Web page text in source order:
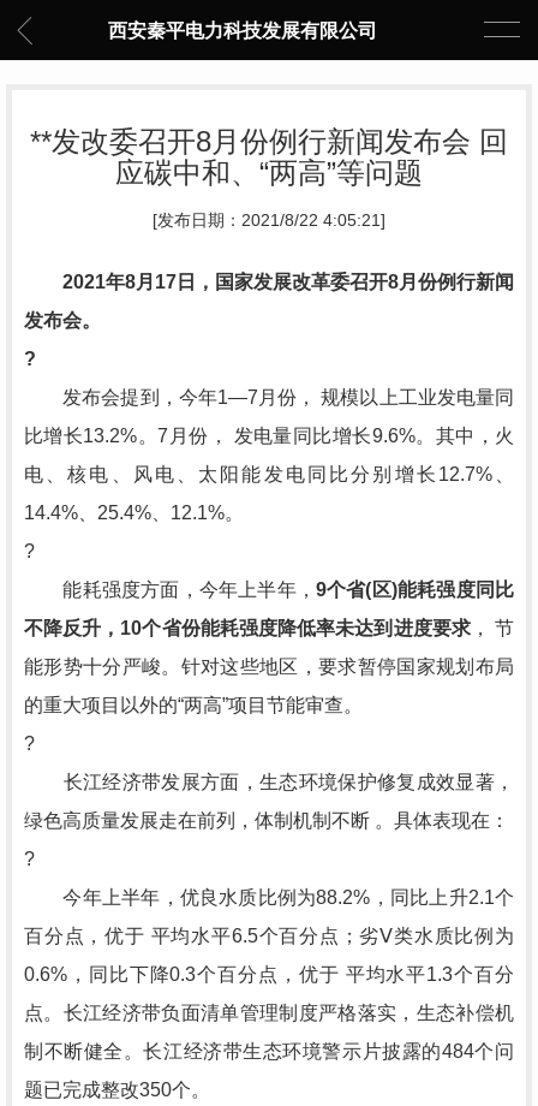
西安秦平电力科技发展有限公司
**发改委召开8月份例行新闻发布会 回
应碳中和、“两高”等问题
[发布日期：2021/8/22 4:05:21]
2021年8月17日，国家发展改革委召开8月份例行新闻
发布会。
?
发布会提到，今年1—7月份， 规模以上工业发电量同
比增长13.2%。7月份， 发电量同比增长9.6%。其中，火
电、核电、风电、太阳能发电同比分别增长12.7%、
14.4%、25.4%、12.1%。
?
能耗强度方面，今年上半年， 9个省(区)能耗强度同比
不降反升，10个省份能耗强度降低率未达到进度要求， 节
能形势十分严峻。针对这些地区，要求暂停国家规划布局
的重大项目以外的“两高”项目节能审查。
?
长江经济带发展方面，生态环境保护修复成效显著，
绿色高质量发展走在前列，体制机制不断 。具体表现在：
?
今年上半年，优良水质比例为88.2%，同比上升2.1个
百分点，优于 平均水平6.5个百分点；劣Ⅴ类水质比例为
0.6%，同比下降0.3个百分点，优于 平均水平1.3个百分
点。长江经济带负面清单管理制度严格落实，生态补偿机
制不断健全。长江经济带生态环境警示片披露的484个问
题已完成整改350个。